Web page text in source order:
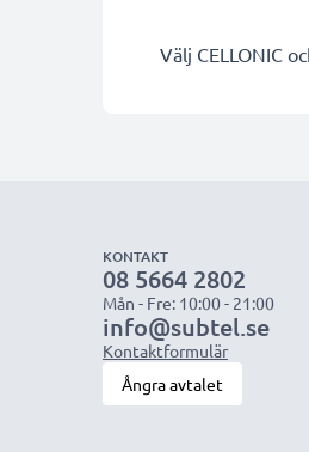
Välj CELLONIC
KONTAKT
08 5664 2802
Mån - Fre: 10:00 - 21:00
info@subtel.se
Kontaktformulär
Ångra avtalet